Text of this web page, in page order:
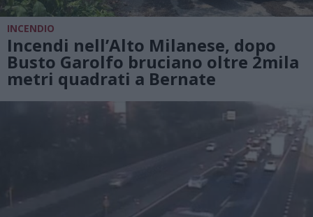
INCENDIO
Incendi nell’Alto Milanese, dopo
Busto Garolfo bruciano oltre 2mila
metri quadrati a Bernate